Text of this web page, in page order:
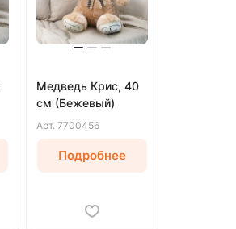
Медведь Крис, 40
см (Бежевый)
Арт. 7700456
Подробнее